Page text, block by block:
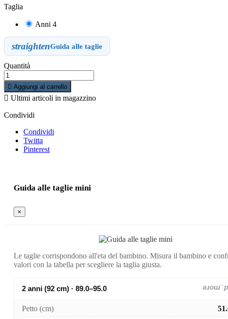
Taglia
Anni 4
straightenGuida alle taglie
Quantità
 Aggiungi al carrello
 Ultimi articoli in magazzino
Condividi
Condividi
Twitta
Pinterest
Guida alle taglie mini
×
Le taglie corrispondono all'eta del bambino. Misura il bambino e
valori con la tabella per scegliere la taglia giusta.
2 anni (92 cm) · 89.0–95.0
Petto (cm)